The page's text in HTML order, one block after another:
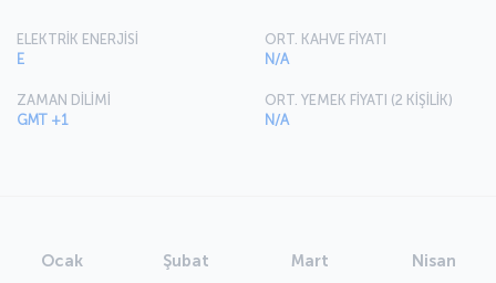
ELEKTRİK ENERJİSİ
E
ZAMAN DİLİMİ
GMT +1
ORT. KAHVE FİYATI
N/A
ORT. YEMEK FİYATI (2 KİŞİLİK)
N/A
Ocak Şubat Mart Nisan